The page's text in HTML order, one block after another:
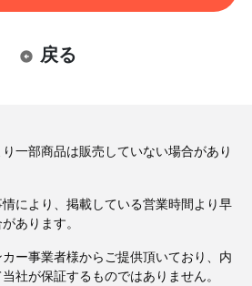
戻る
一部商品は販売していない場合があり
により、掲載している営業時間より早
あります。
ー事業者様からご提供頂いており、内
社が保証するものではありません。